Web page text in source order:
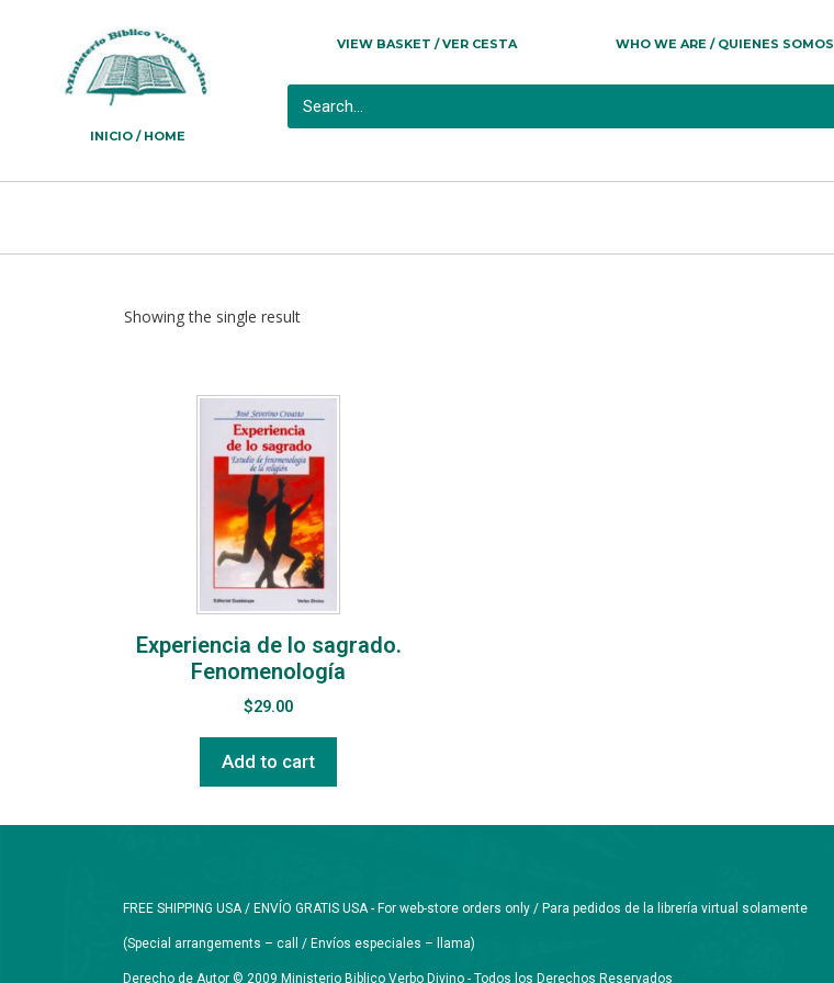
INICIO / HOME
VIEW BASKET / VER CESTA WHO WE ARE / QUIENES SOMOS
Showing the single result
Experiencia de lo sagrado.
Fenomenología
$29.00
Add to cart
FREE SHIPPING USA / ENVÍO GRATIS USA - For web-store orders only / Para pedidos de la librería virtual solamente
(Special arrangements – call / Envíos especiales – llama)
Derecho de Autor © 2009 Ministerio Biblico Verbo Divino - Todos los Derechos Reservados